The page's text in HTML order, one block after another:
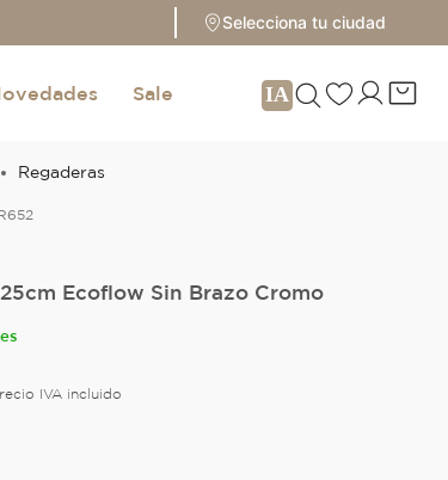
Selecciona tu ciudad
Sale
Regaderas
Ecoflow Sin Brazo Cromo
IVA incluido